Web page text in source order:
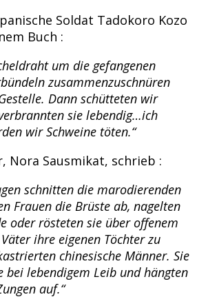
Soldat Tadokoro Kozo
Buch :
um die gefangenen
zusammenzuschnüren
Dann schütteten wir
sie lebendig…ich
wir Schweine töten.“
Nora Sausmikat, schrieb :
schnitten die marodierenden
Frauen die Brüste ab, nagelten
oder rösteten sie über offenem
ihre eigenen Töchter zu
chinesische Männer. Sie
bei lebendigem Leib und hängten
auf.“